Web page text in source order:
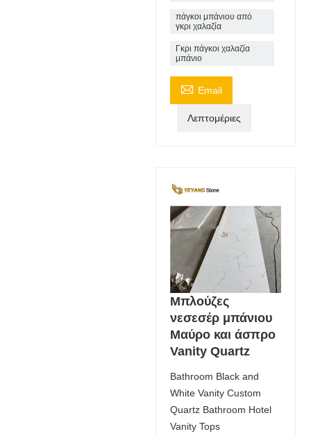
πάγκοι μπάνιου από
γκρι χαλαζία
Γκρι πάγκοι χαλαζία
μπάνιο
 Email
Λεπτομέριες
Μπλούζες
νεσεσέρ μπάνιου
Μαύρο και άσπρο
Vanity Quartz
Bathroom Black and
White Vanity Custom
Quartz Bathroom Hotel
Vanity Tops